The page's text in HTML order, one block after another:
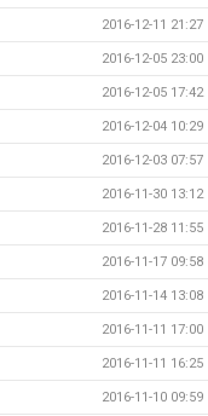
2016-12-11 21:27
2016-12-05 23:00
2016-12-05 17:42
2016-12-04 10:29
2016-12-03 07:57
2016-11-30 13:12
2016-11-28 11:55
2016-11-17 09:58
2016-11-14 13:08
2016-11-11 17:00
2016-11-11 16:25
2016-11-10 09:59